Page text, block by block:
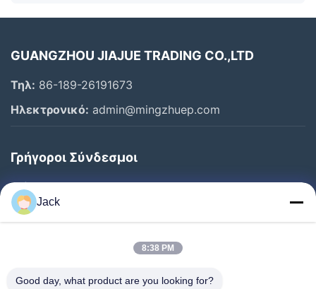
GUANGZHOU JIAJUE TRADING CO.,LTD
Τηλ: 86-189-26191673
Ηλεκτρονικό: admin@mingzhuep.com
Γρήγοροι Σύνδεσμοι
Σπίτι
Προϊόντα
Έλεγχος Ποιότητας
Jack
8:38 PM
Good day, what product are you looking for?